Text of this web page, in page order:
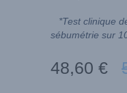
*Test clinique
sébumétrie sur
48,60 €